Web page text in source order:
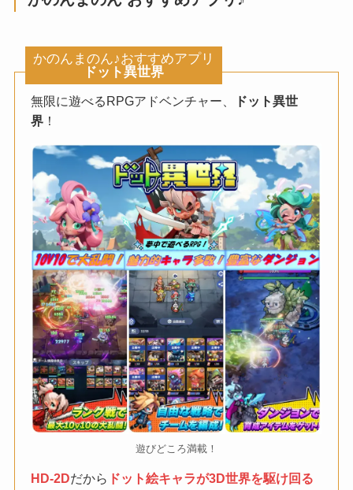
かのんまのん♪おすすめアプリ
ドット異世界
無限に遊べるRPGアドベンチャー、
ドット異世
界 ！
遊びどころ満載！
HD-2Dだから ドット絵キャラが3D世界を駆け回る